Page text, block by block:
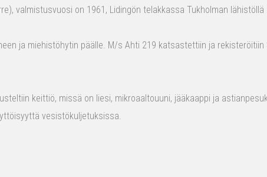
valmistusvuosi on 1961, Lidingön telakkassa Tukholman
ja miehistöhytin päälle. M/s Ahti 219 katsastettiin ja rekisteröitiin
keittiö, missä on liesi, mikroaaltouuni, jääkaappi ja
vesistökuljetuksissa.